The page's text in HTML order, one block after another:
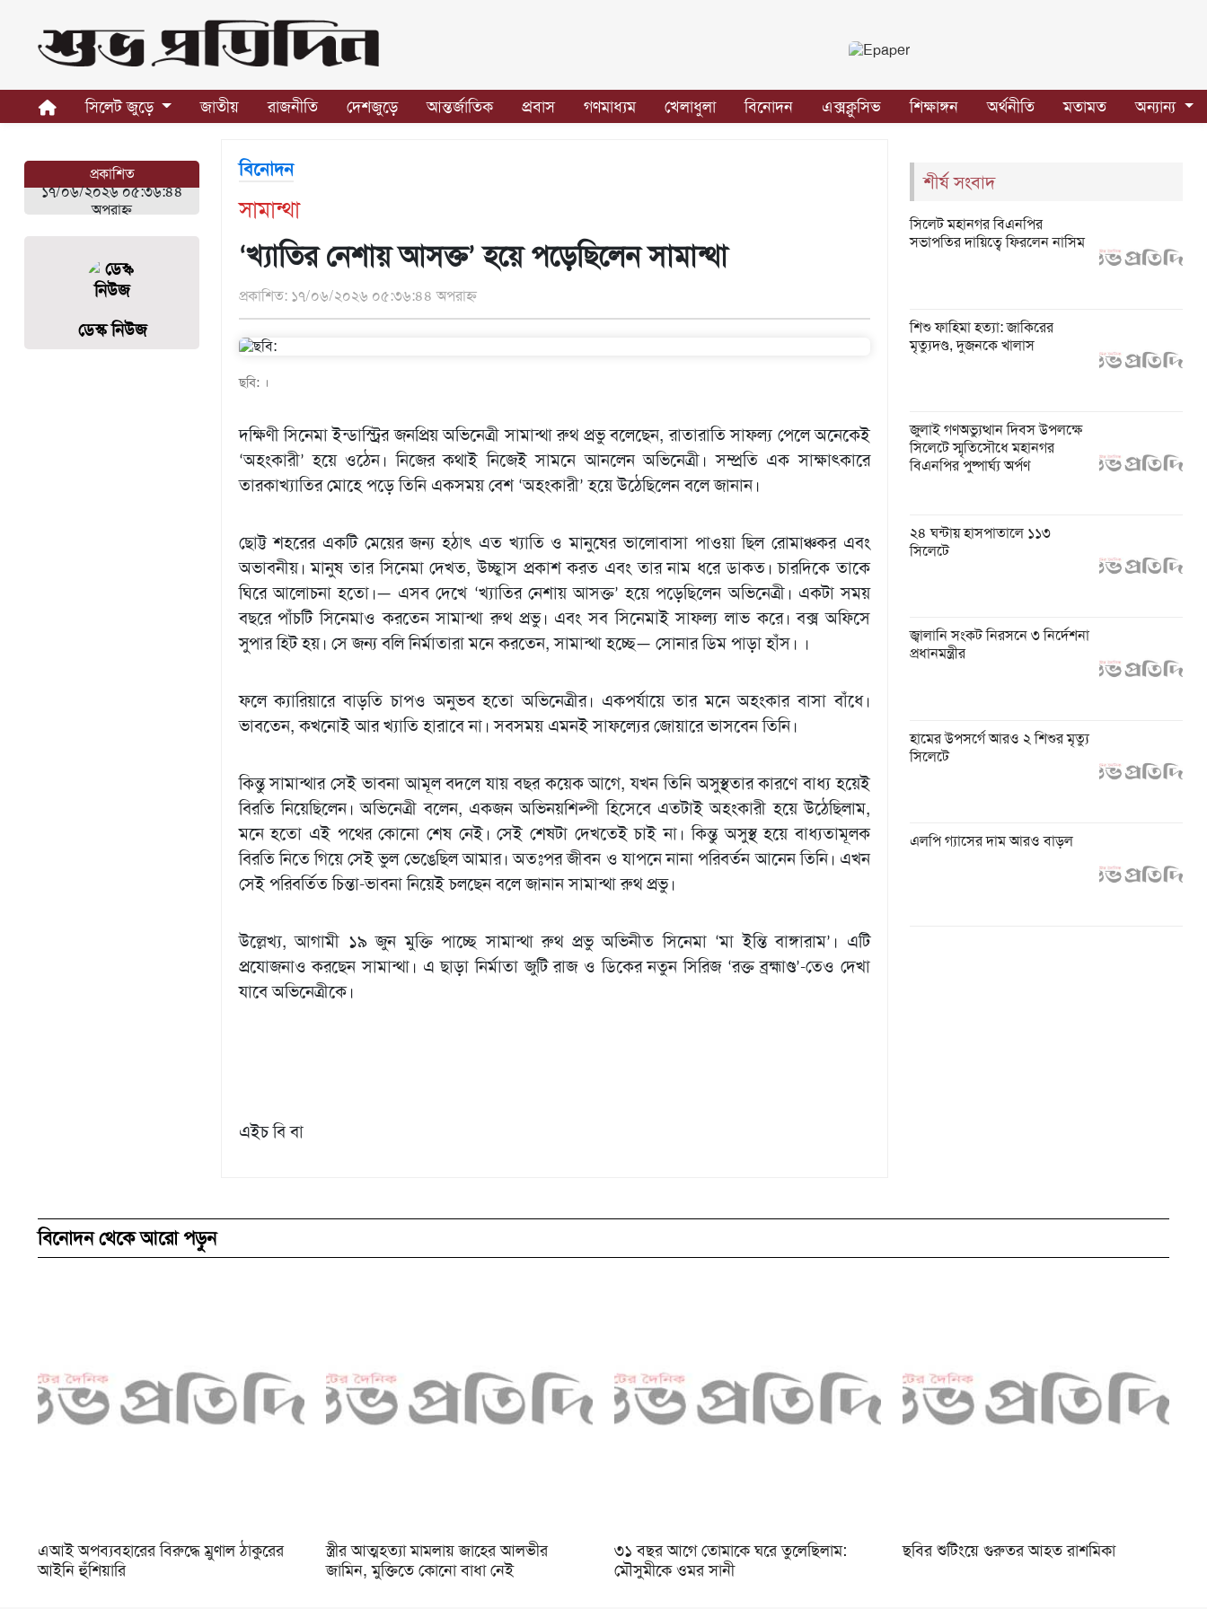
জুড়ে
সিলেট
মৌলভীবাজার
হবিগঞ্জ
জাতীয়
আন্তর্জাতিক
সিলেট জুড়ে জাতীয় রাজনীতি দেশজুড়ে আন্তর্জাতিক প্রবাস গণমাধ্যম খেলাধুলা বিনোদন এক্সক্লুসিভ শিক্ষাঙ্গন অর্থনীতি মতামত অন্যান্য
প্রকাশিত
১৭/০৬/২০২৬ ০৫:৩৬:৪৪
অপরাহ্ন
ডেস্ক নিউজ
বিনোদন
সামান্থা
‘খ্যাতির নেশায় আসক্ত’ হয়ে পড়েছিলেন সামান্থা
প্রকাশিত: ১৭/০৬/২০২৬ ০৫:৩৬:৪৪ অপরাহ্ন
ছবি: ।
দক্ষিণী সিনেমা ইন্ডাস্ট্রির জনপ্রিয় অভিনেত্রী সামান্থা রুথ প্রভু বলেছেন, রাতারাতি সাফল্য পেলে অনেকেই
‘অহংকারী’ হয়ে ওঠেন। নিজের কথাই নিজেই সামনে আনলেন অভিনেত্রী। সম্প্রতি এক সাক্ষাৎকারে
তারকাখ্যাতির মোহে পড়ে তিনি একসময় বেশ ‘অহংকারী’ হয়ে উঠেছিলেন বলে জানান।
ছোট্ট শহরের একটি মেয়ের জন্য হঠাৎ এত খ্যাতি ও মানুষের ভালোবাসা পাওয়া ছিল রোমাঞ্চকর এবং
অভাবনীয়। মানুষ তার সিনেমা দেখত, উচ্ছ্বাস প্রকাশ করত এবং তার নাম ধরে ডাকত। চারদিকে তাকে
ঘিরে আলোচনা হতো।— এসব দেখে ‘খ্যাতির নেশায় আসক্ত’ হয়ে পড়েছিলেন অভিনেত্রী। একটা সময়
বছরে পাঁচটি সিনেমাও করতেন সামান্থা রুথ প্রভু। এবং সব সিনেমাই সাফল্য লাভ করে। বক্স অফিসে
সুপার হিট হয়। সে জন্য বলি নির্মাতারা মনে করতেন, সামান্থা হচ্ছে— সোনার ডিম পাড়া হাঁস। ।
ফলে ক্যারিয়ারে বাড়তি চাপও অনুভব হতো অভিনেত্রীর। একপর্যায়ে তার মনে অহংকার বাসা বাঁধে।
ভাবতেন, কখনোই আর খ্যাতি হারাবে না। সবসময় এমনই সাফল্যের জোয়ারে ভাসবেন তিনি।
কিন্তু সামান্থার সেই ভাবনা আমূল বদলে যায় বছর কয়েক আগে, যখন তিনি অসুস্থতার কারণে বাধ্য হয়েই
বিরতি নিয়েছিলেন। অভিনেত্রী বলেন, একজন অভিনয়শিল্পী হিসেবে এতটাই অহংকারী হয়ে উঠেছিলাম,
মনে হতো এই পথের কোনো শেষ নেই। সেই শেষটা দেখতেই চাই না। কিন্তু অসুস্থ হয়ে বাধ্যতামূলক
বিরতি নিতে গিয়ে সেই ভুল ভেঙেছিল আমার। অতঃপর জীবন ও যাপনে নানা পরিবর্তন আনেন তিনি। এখন
সেই পরিবর্তিত চিন্তা-ভাবনা নিয়েই চলছেন বলে জানান সামান্থা রুথ প্রভু।
উল্লেখ্য, আগামী ১৯ জুন মুক্তি পাচ্ছে সামান্থা রুথ প্রভু অভিনীত সিনেমা ‘মা ইন্তি বাঙ্গারাম’। এটি
প্রযোজনাও করছেন সামান্থা। এ ছাড়া নির্মাতা জুটি রাজ ও ডিকের নতুন সিরিজ ‘রক্ত ব্রহ্মাণ্ড’-তেও দেখা
যাবে অভিনেত্রীকে।
এইচ বি বা
শীর্ষ সংবাদ
সিলেট মহানগর বিএনপির
সভাপতির দায়িত্বে ফিরলেন নাসিম
শিশু ফাহিমা হত্যা: জাকিরের
মৃত্যুদণ্ড, দুজনকে খালাস
জুলাই গণঅভ্যুত্থান দিবস উপলক্ষে
সিলেটে স্মৃতিসৌধে মহানগর
বিএনপির পুষ্পার্ঘ্য অর্পণ
২৪ ঘন্টায় হাসপাতালে ১১৩
সিলেটে
জ্বালানি সংকট নিরসনে ৩ নির্দেশনা
প্রধানমন্ত্রীর
হামের উপসর্গে আরও ২ শিশুর মৃত্যু
সিলেটে
এলপি গ্যাসের দাম আরও বাড়ল
বিনোদন থেকে আরো পড়ুন
এআই অপব্যবহারের বিরুদ্ধে ম্রুণাল ঠাকুরের
আইনি হুঁশিয়ারি
স্ত্রীর আত্মহত্যা মামলায় জাহের আলভীর
জামিন, মুক্তিতে কোনো বাধা নেই
৩১ বছর আগে তোমাকে ঘরে তুলেছিলাম:
মৌসুমীকে ওমর সানী
ছবির শুটিংয়ে গুরুতর আহত রাশমিকা